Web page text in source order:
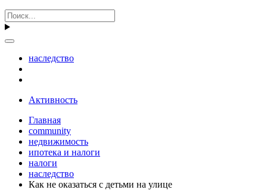
наследство
Активность
Главная
community
недвижимость
ипотека и налоги
налоги
наследство
Как не оказаться с детьми на улице